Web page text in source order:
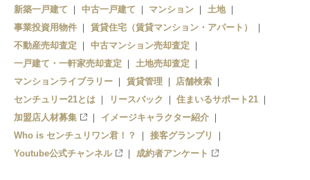
新築一戸建て 中古一戸建て マンション
土地
事業投資用物件
賃貸住宅（賃貸マンション・アパート）
不動産売却査定
中古マンション売却査定
一戸建て・一軒家売却査定
土地売却査定
マンションライブラリー
賃貸管理
店舗検索
センチュリー21とは
リースバック
住まいるサポート21
加盟店人材募集
イメージキャラクター紹介
Who is センチュリワン君！？
接客グランプリ
Youtube公式チャンネル
成約者アンケート